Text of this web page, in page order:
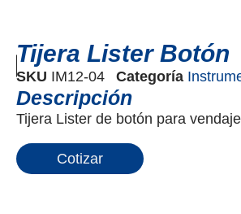
Tijera Lister Botón
SKU IM12-04 Categoría
Descripción
Tijera Lister de botón para
Cotizar